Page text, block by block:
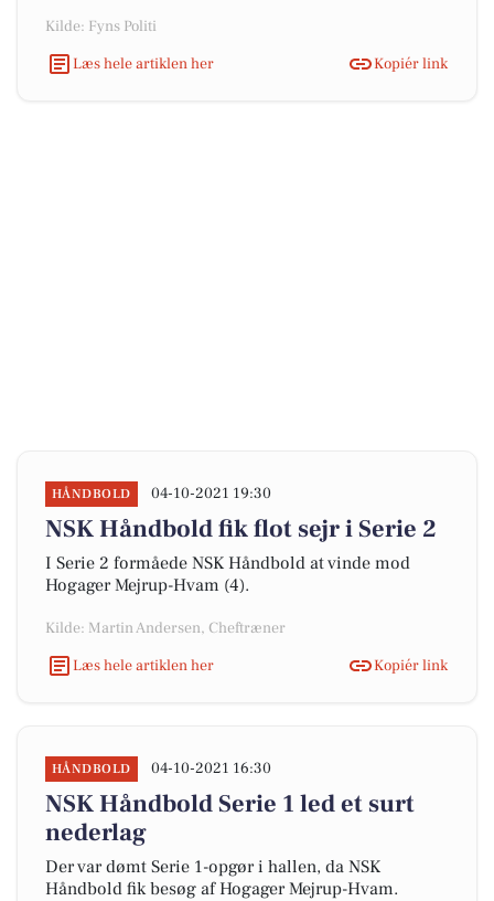
Kilde: Fyns Politi
Læs hele artiklen her
Kopiér link
HÅNDBOLD 04-10-2021 19:30
NSK Håndbold fik flot sejr i Serie 2
I Serie 2 formåede NSK Håndbold at vinde mod
Hogager Mejrup-Hvam (4).
Kilde: Martin Andersen, Cheftræner
Læs hele artiklen her
Kopiér link
HÅNDBOLD 04-10-2021 16:30
NSK Håndbold Serie 1 led et surt
nederlag
Der var dømt Serie 1-opgør i hallen, da NSK
Håndbold fik besøg af Hogager Mejrup-Hvam.